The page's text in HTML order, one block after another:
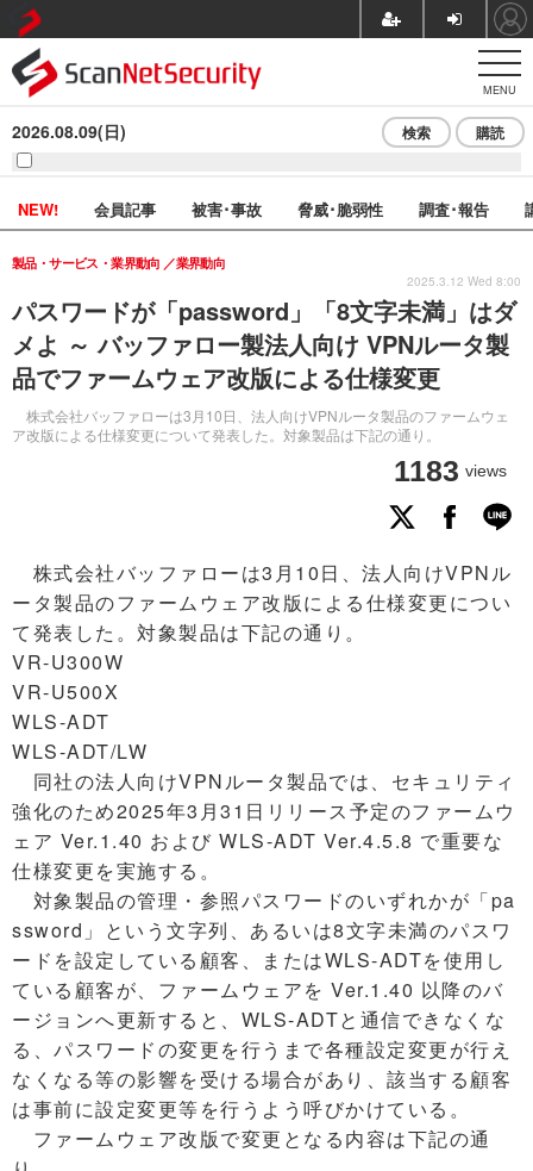
MENU
2026.08.09(日) 検索 購読
NEW! 会員記事 被害･事故 脅威･脆弱性 調査･報告
パスワードが「password」「8文字未満」はダ
メよ ～ バッファロー製法人向け VPNルータ製
品でファームウェア改版による仕様変更
株式会社バッファローは3月10日、法人向けVPNルータ製品のファームウェ
ア改版による仕様変更について発表した。対象製品は下記の通り。
製品・サービス・業界動向 業界動向
1183 views
2025.3.12 Wed 8:00
株式会社バッファローは3月10日、法人向けVPNル
ータ製品のファームウェア改版による仕様変更につい
て発表した。対象製品は下記の通り。
VR-U300W
VR-U500X
WLS-ADT
WLS-ADT/LW
同社の法人向けVPNルータ製品では、セキュリティ
強化のため2025年3月31日リリース予定のファームウ
ェア Ver.1.40 および WLS-ADT Ver.4.5.8 で重要な
仕様変更を実施する。
対象製品の管理・参照パスワードのいずれかが「pa
ssword」という文字列、あるいは8文字未満のパスワ
ードを設定している顧客、またはWLS-ADTを使用し
ている顧客が、ファームウェアを Ver.1.40 以降のバ
ージョンへ更新すると、WLS-ADTと通信できなくな
る、パスワードの変更を行うまで各種設定変更が行え
なくなる等の影響を受ける場合があり、該当する顧客
は事前に設定変更等を行うよう呼びかけている。
ファームウェア改版で変更となる内容は下記の通